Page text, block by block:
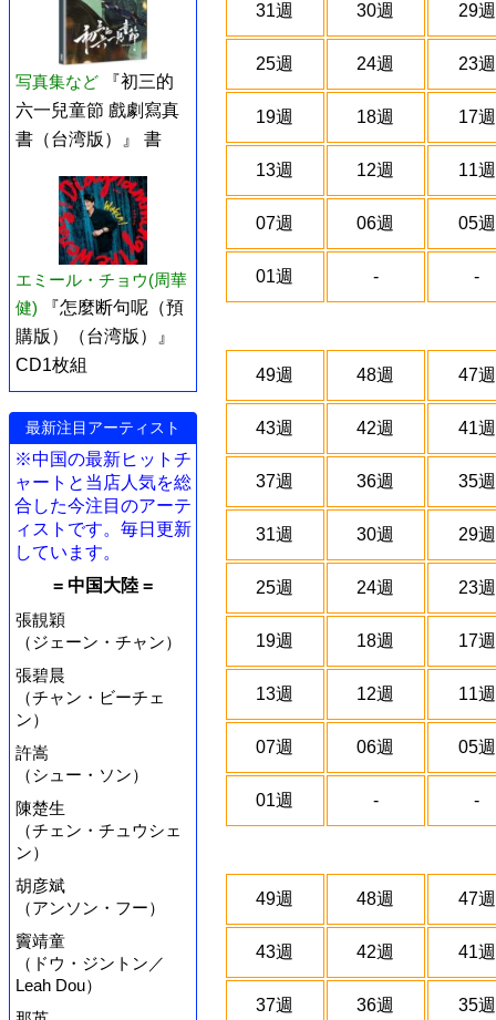
写真集など
『初三的
六一兒童節 戲劇寫真
書（台湾版）』 書
エミール・チョウ(周華
健)
『怎麼断句呢（預
購版）（台湾版）』
CD1枚組
最新注目アーティスト
※中国の最新ヒットチ
ャートと当店人気を総
合した今注目のアーテ
ィストです。毎日更新
しています。
= 中国大陸 =
張靚穎
（ジェーン・チャン）
張碧晨
（チャン・ビーチェ
ン）
許嵩
（シュー・ソン）
陳楚生
（チェン・チュウシェ
ン）
胡彦斌
（アンソン・フー）
竇靖童
（ドウ・ジントン／
Leah Dou）
31週 30週 29週
25週 24週 23週
19週 18週 17週
13週 12週 11週
07週 06週 05週
01週 - -
49週 48週 47週
43週 42週 41週
37週 36週 35週
31週 30週 29週
25週 24週 23週
19週 18週 17週
13週 12週 11週
07週 06週 05週
01週 - -
49週 48週 47週
43週 42週 41週
37週 36週 35週